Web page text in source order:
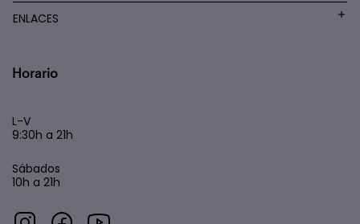
ENLACES
Horario
L-V
9:30h a 21h
Sábados
10h a 21h